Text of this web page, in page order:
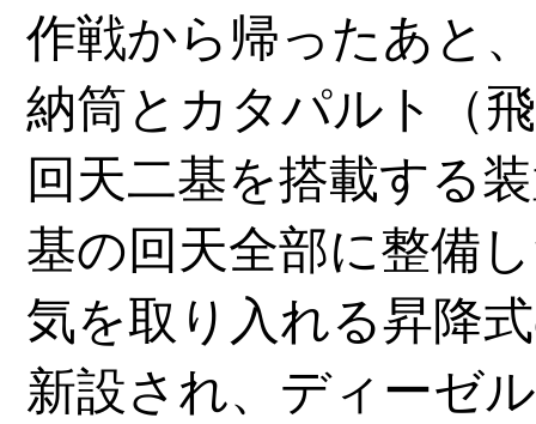
作戦から帰ったあと
納筒とカタパルト（
回天二基を搭載する
基の回天全部に整備
気を取り入れる昇降
新設され、ディーゼ